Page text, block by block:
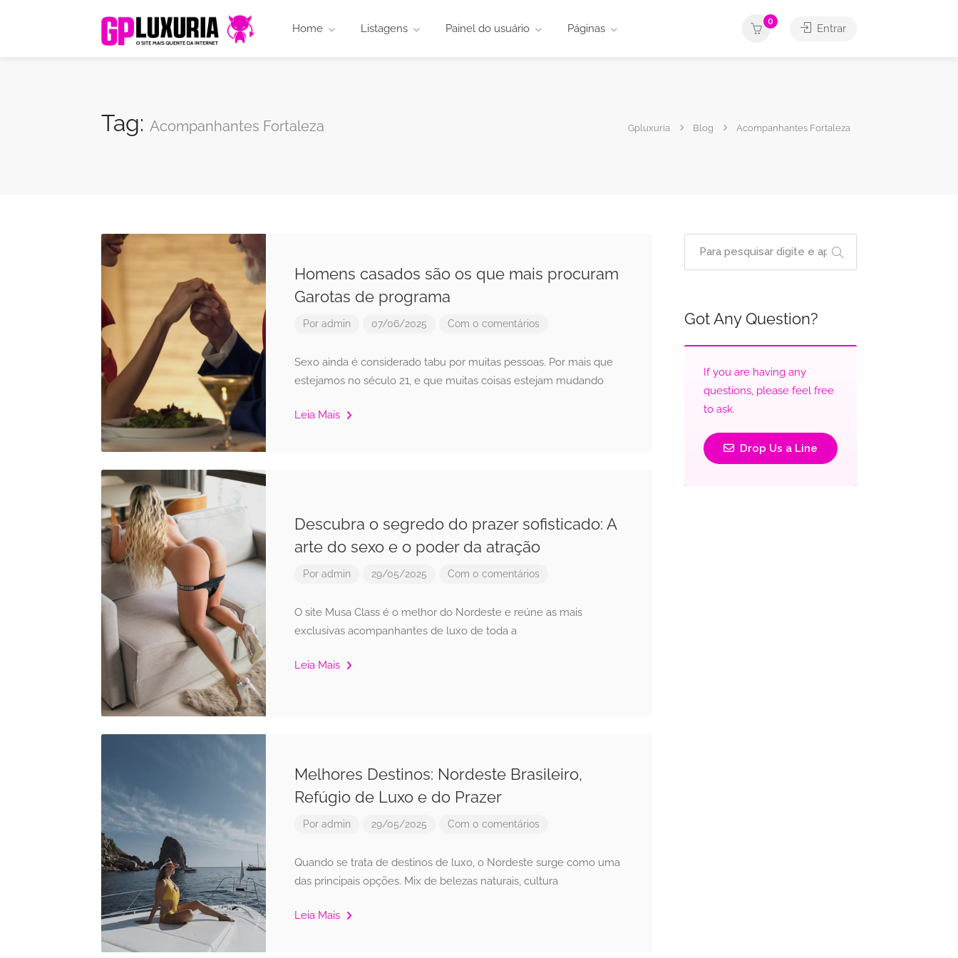
Home Listagens Painel do usuário Páginas
0
Entrar
Tag: Acompanhantes Fortaleza Gpluxuria Blog Acompanhantes Fortaleza
Homens casados são os que mais procuram
Garotas de programa
Por admin 07/06/2025 Com 0 comentários
Sexo ainda é considerado tabu por muitas pessoas. Por mais que
estejamos no século 21, e que muitas coisas estejam mudando
Leia Mais
Descubra o segredo do prazer sofisticado: A
arte do sexo e o poder da atração
Por admin 29/05/2025 Com 0 comentários
O site Musa Class é o melhor do Nordeste e reúne as mais
exclusivas acompanhantes de luxo de toda a
Leia Mais
Melhores Destinos: Nordeste Brasileiro,
Refúgio de Luxo e do Prazer
Por admin 29/05/2025 Com 0 comentários
Quando se trata de destinos de luxo, o Nordeste surge como uma
das principais opções. Mix de belezas naturais, cultura
Leia Mais
Got Any Question?
If you are having any
questions, please feel free
to ask.
Drop Us a Line